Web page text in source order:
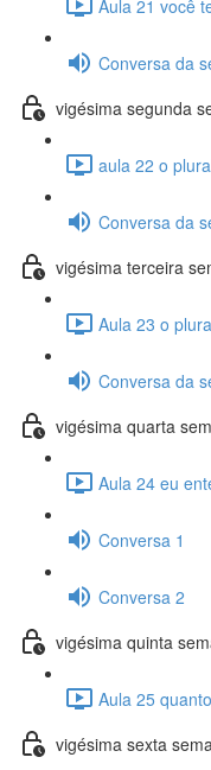
Aula 21 você
Conversa da
vigésima segunda
aula 22 o
Conversa da
vigésima terceira
Aula 23 o
Conversa da
vigésima quarta
Aula 24 eu
Conversa 1
Conversa 2
vigésima quinta
Aula 25
vigésima sexta